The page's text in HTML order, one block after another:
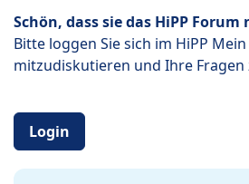
Schön, dass sie das HiPP
Bitte loggen Sie sich im HiPP
mitzudiskutieren und Ihre Fragen
Login